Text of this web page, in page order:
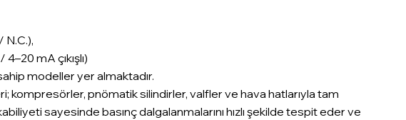
N.C.),
mA çıkışlı)
modeller yer almaktadır.
kompresörler, pnömatik silindirler, valfler ve hava hatlarıyla tam
sayesinde basınç dalgalanmalarını hızlı şekilde tespit eder ve